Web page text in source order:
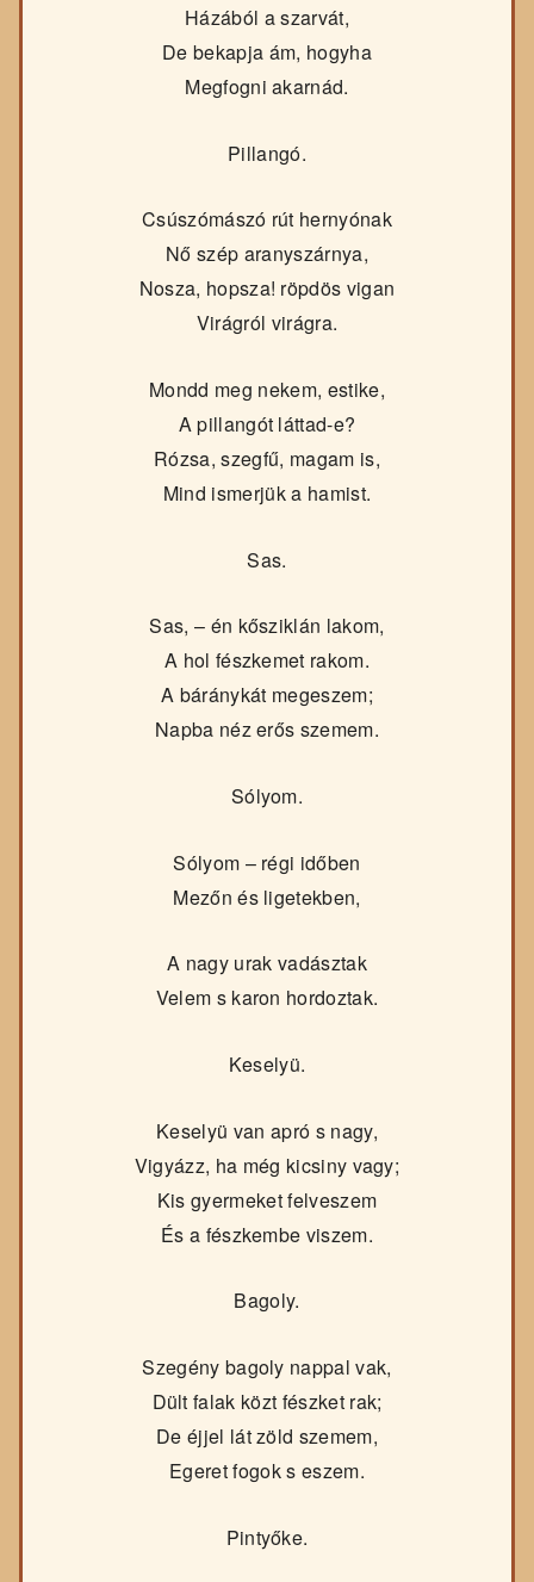
Házából a szarvát,
De bekapja ám, hogyha
Megfogni akarnád.
Pillangó.
Csúszómászó rút hernyónak
Nő szép aranyszárnya,
Nosza, hopsza! röpdös vigan
Virágról virágra.
Mondd meg nekem, estike,
A pillangót láttad-e?
Rózsa, szegfű, magam is,
Mind ismerjük a hamist.
Sas.
Sas, – én kősziklán lakom,
A hol fészkemet rakom.
A báránykát megeszem;
Napba néz erős szemem.
Sólyom.
Sólyom – régi időben
Mezőn és ligetekben,
A nagy urak vadásztak
Velem s karon hordoztak.
Keselyü.
Keselyü van apró s nagy,
Vigyázz, ha még kicsiny vagy;
Kis gyermeket felveszem
És a fészkembe viszem.
Bagoly.
Szegény bagoly nappal vak,
Dült falak közt fészket rak;
De éjjel lát zöld szemem,
Egeret fogok s eszem.
Pintyőke.